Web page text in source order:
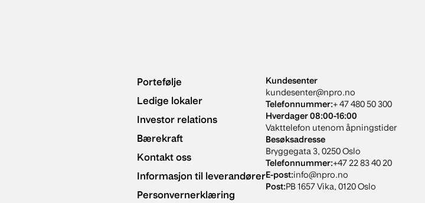
Portefølje
Ledige lokaler
Investor relations
Bærekraft
Kontakt oss
Informasjon til leverandører
Personvernerklæring
Kundesenter
kundesenter@npro.no
Telefonnummer:+ 47 480 50 300
Hverdager08:00-16:00
Vakttelefon utenom åpningstider
Besøksadresse
Bryggegata 3, 0250 Oslo
Telefonnummer:+47 22 83 40 20
E-post:info@npro.no
Post:PB 1657 Vika, 0120 Oslo